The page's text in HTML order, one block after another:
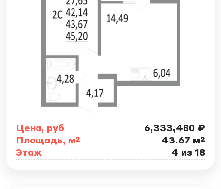
Цена, руб
6,333,480 ₽
Площадь, м²
43.67 м²
Этаж
4 из 18